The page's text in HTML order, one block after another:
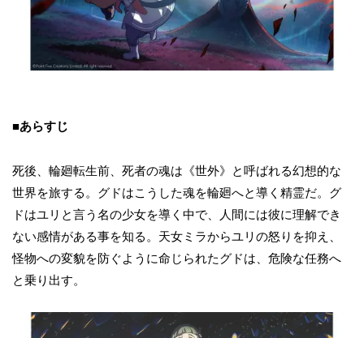
■あらすじ
死後、輪廻転生前、死者の魂は《世外》と呼ばれる幻想的な
世界を旅する。グドはこうした魂を輪廻へと導く精霊だ。グ
ドはユリと言う名の少女を導く中で、人間には彼に理解でき
ない感情がある事を知る。天女ミラからユリの怒りを抑え、
怪物への変貌を防ぐように命じられたグドは、危険な任務へ
と乗り出す。